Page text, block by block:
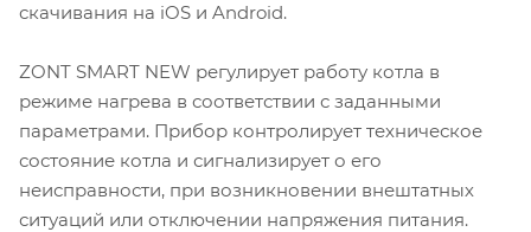
скачивания на iOS и Android.
ZONT SMART NEW регулирует работу котла в
режиме нагрева в соответствии с заданными
параметрами. Прибор контролирует техническое
состояние котла и сигнализирует о его
неисправности, при возникновении внештатных
ситуаций или отключении напряжения питания.